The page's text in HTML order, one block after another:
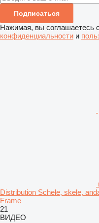
Подписаться
Нажимая, вы соглашаетесь
конфиденциальности и
Distribution Schele, skele,
Frame
21
ВИДЕО